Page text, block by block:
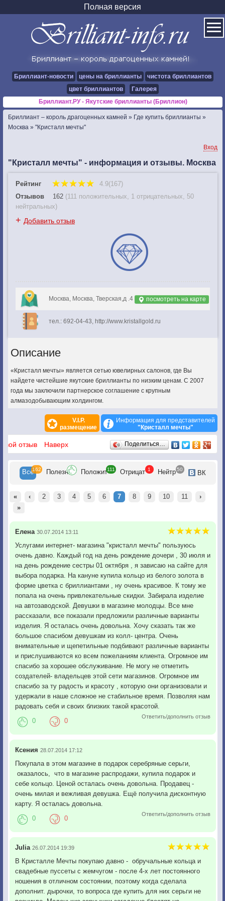
Полная версия
Бриллиант-новости цены на бриллианты
чистота бриллиантов
цвет бриллиантов
Галерея
Бриллиант.РУ - Якутские бриллианты (Бриллион)
Бриллиант – король драгоценных камней » Где купить бриллианты »
Москва » "Кристалл мечты"
Вход
"Кристалл мечты" - информация и отзывы. Москва
Рейтинг
4.9(167)
Отзывов
162 (111 положительных, 1 отрицательных, 50
нейтральных)
+ Добавить отзыв
Москва, Москва, Тверская,д .4 посмотреть на карте
тел.: 692-04-43, http://www.kristallgold.ru
Описание
«Кристалл мечты» является сетью ювелирных салонов, где Вы
найдете чистейшие якутские бриллианты по низким ценам. С 2007
года мы заключили партнерское соглашение с крупным
алмазодобывающим холдингом.
V.I.P.
размещение
Информация для представителей
"Кристалл мечты"
Отзывы
отзыв Наверх Поделиться…
Все162 Полезн Положит111 Отрицат 1 Нейтр 50 ВК
« ‹ 2 3 4 5 6 7 8 9 10 11
›
»
Елена 30.07.2014 13:11
Услугами интернет- магазина "кристалл мечты" пользуюсь
очень давно. Каждый год на день рождение дочери , 30 июля и
на день рождение сестры 01 октября , я зависаю на сайте для
выбора подарка. На кануне купила кольцо из белого золота в
форме цветка с бриллиантами , ну очень красивое. К тому же
попала на очень привлекательные скидки. Забирала изделие
на автозаводской. Девушки в магазине молодцы. Все мне
рассказали, все показали предложили различные варианты
изделия. Я осталась очень довольна. Хочу сказать так же
большое спасибом девушкам из колл- центра. Очень
внимательные и щепетильные подбивают различные варианты
и прислушиваются ко всем пожеланиям клиента. Огромное им
спасибо за хорошее обслуживание. Не могу не отметить
создателей- владельцев этой сети магазинов. Огромное им
спасибо за ту радость и красоту , которую они организовали и
удержали в наше сложное не стабильное время. Позволяя нам
радовать себя и своих близких такой красотой.
Ответить/дополнить отзыв
0 0
Ксения 28.07.2014 17:12
Покупала в этом магазине в подарок серебряные серьги,
оказалось, что в магазине распродажи, купила подарок и
себе кольцо. Ценой осталась очень довольна. Продавец -
очень милая и вежливая девушка. Ещё получила дисконтную
карту. Я осталась довольна.
Ответить/дополнить отзыв
0 0
Julia 26.07.2014 19:39
В Кристалле Мечты покупаю давно - обручальные кольца и
свадебные пуссеты с жемчугом - после 4-х лет постоянного
ношения в отличном состоянии, поэтому когда сделала
дополнит. дырочки, то вопроса где купить для них серьги не